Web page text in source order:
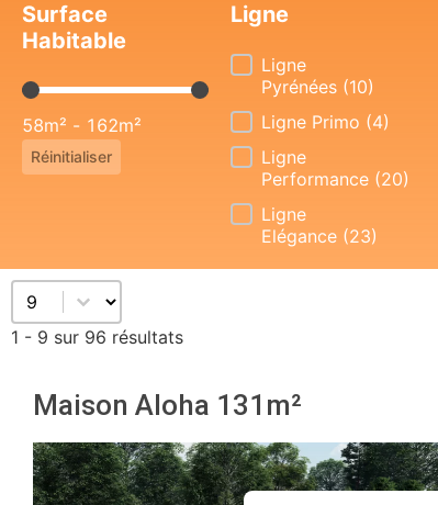
Surface
Habitable
Surface Habitable
58m² - 162m²
Réinitialiser
Ligne
Ligne
Ligne
Pyrénées (10)
Ligne Primo (4)
Ligne
Performance (20)
Ligne
Elégance (23)
Sélectionnez un nombre par page
1 - 9 sur 96 résultats
Maison Aloha 131m²